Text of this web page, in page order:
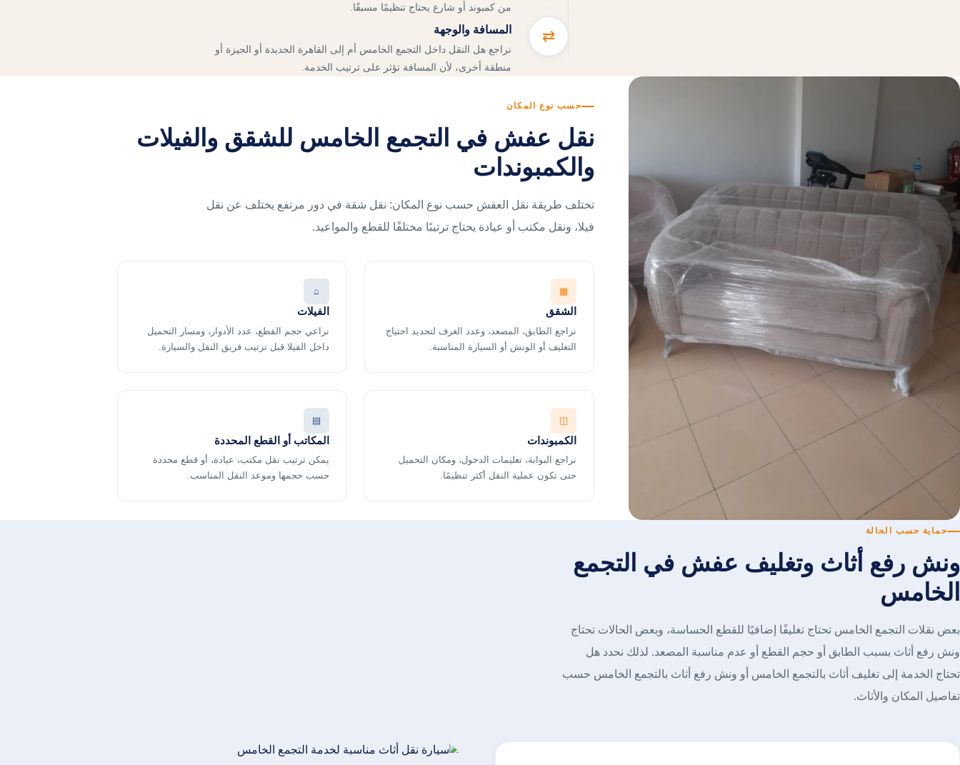
من كمبوند أو شارع يحتاج تنظيمًا مسبقًا.
⇄ المسافة والوجهة
نراجع هل النقل داخل التجمع الخامس أم إلى القاهرة الجديدة أو الجيزة أو
منطقة أخرى، لأن المسافة تؤثر على ترتيب الخدمة.
حسب نوع المكان
نقل عفش في التجمع الخامس للشقق والفيلات
والكمبوندات
تختلف طريقة نقل العفش حسب نوع المكان: نقل شقة في دور مرتفع يختلف عن نقل
فيلا، ونقل مكتب أو عيادة يحتاج ترتيبًا مختلفًا للقطع والمواعيد.
▦
الشقق
نراجع الطابق، المصعد، وعدد الغرف لتحديد احتياج
التغليف أو الونش أو السيارة المناسبة.
⌂
الفيلات
نراعي حجم القطع، عدد الأدوار، ومسار التحميل
داخل الفيلا قبل ترتيب فريق النقل والسيارة.
◫
الكمبوندات
نراجع البوابة، تعليمات الدخول، ومكان التحميل
حتى تكون عملية النقل أكثر تنظيمًا.
▤
المكاتب أو القطع المحددة
يمكن ترتيب نقل مكتب، عيادة، أو قطع محددة
حسب حجمها وموعد النقل المناسب.
حماية حسب الحالة
ونش رفع أثاث وتغليف عفش في التجمع
الخامس
بعض نقلات التجمع الخامس تحتاج تغليفًا إضافيًا للقطع الحساسة، وبعض الحالات تحتاج
ونش رفع أثاث بسبب الطابق أو حجم القطع أو عدم مناسبة المصعد. لذلك نحدد هل
تحتاج الخدمة إلى تغليف أثاث بالتجمع الخامس أو ونش رفع أثاث بالتجمع الخامس حسب
تفاصيل المكان والأثاث.